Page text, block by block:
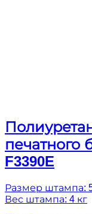
печатного
F3390E
Размер штампа:
Вес штампа: 4 кг